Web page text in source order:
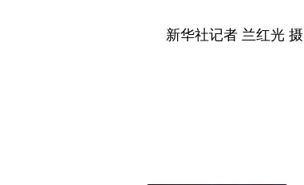
新华社记者 兰红光 摄